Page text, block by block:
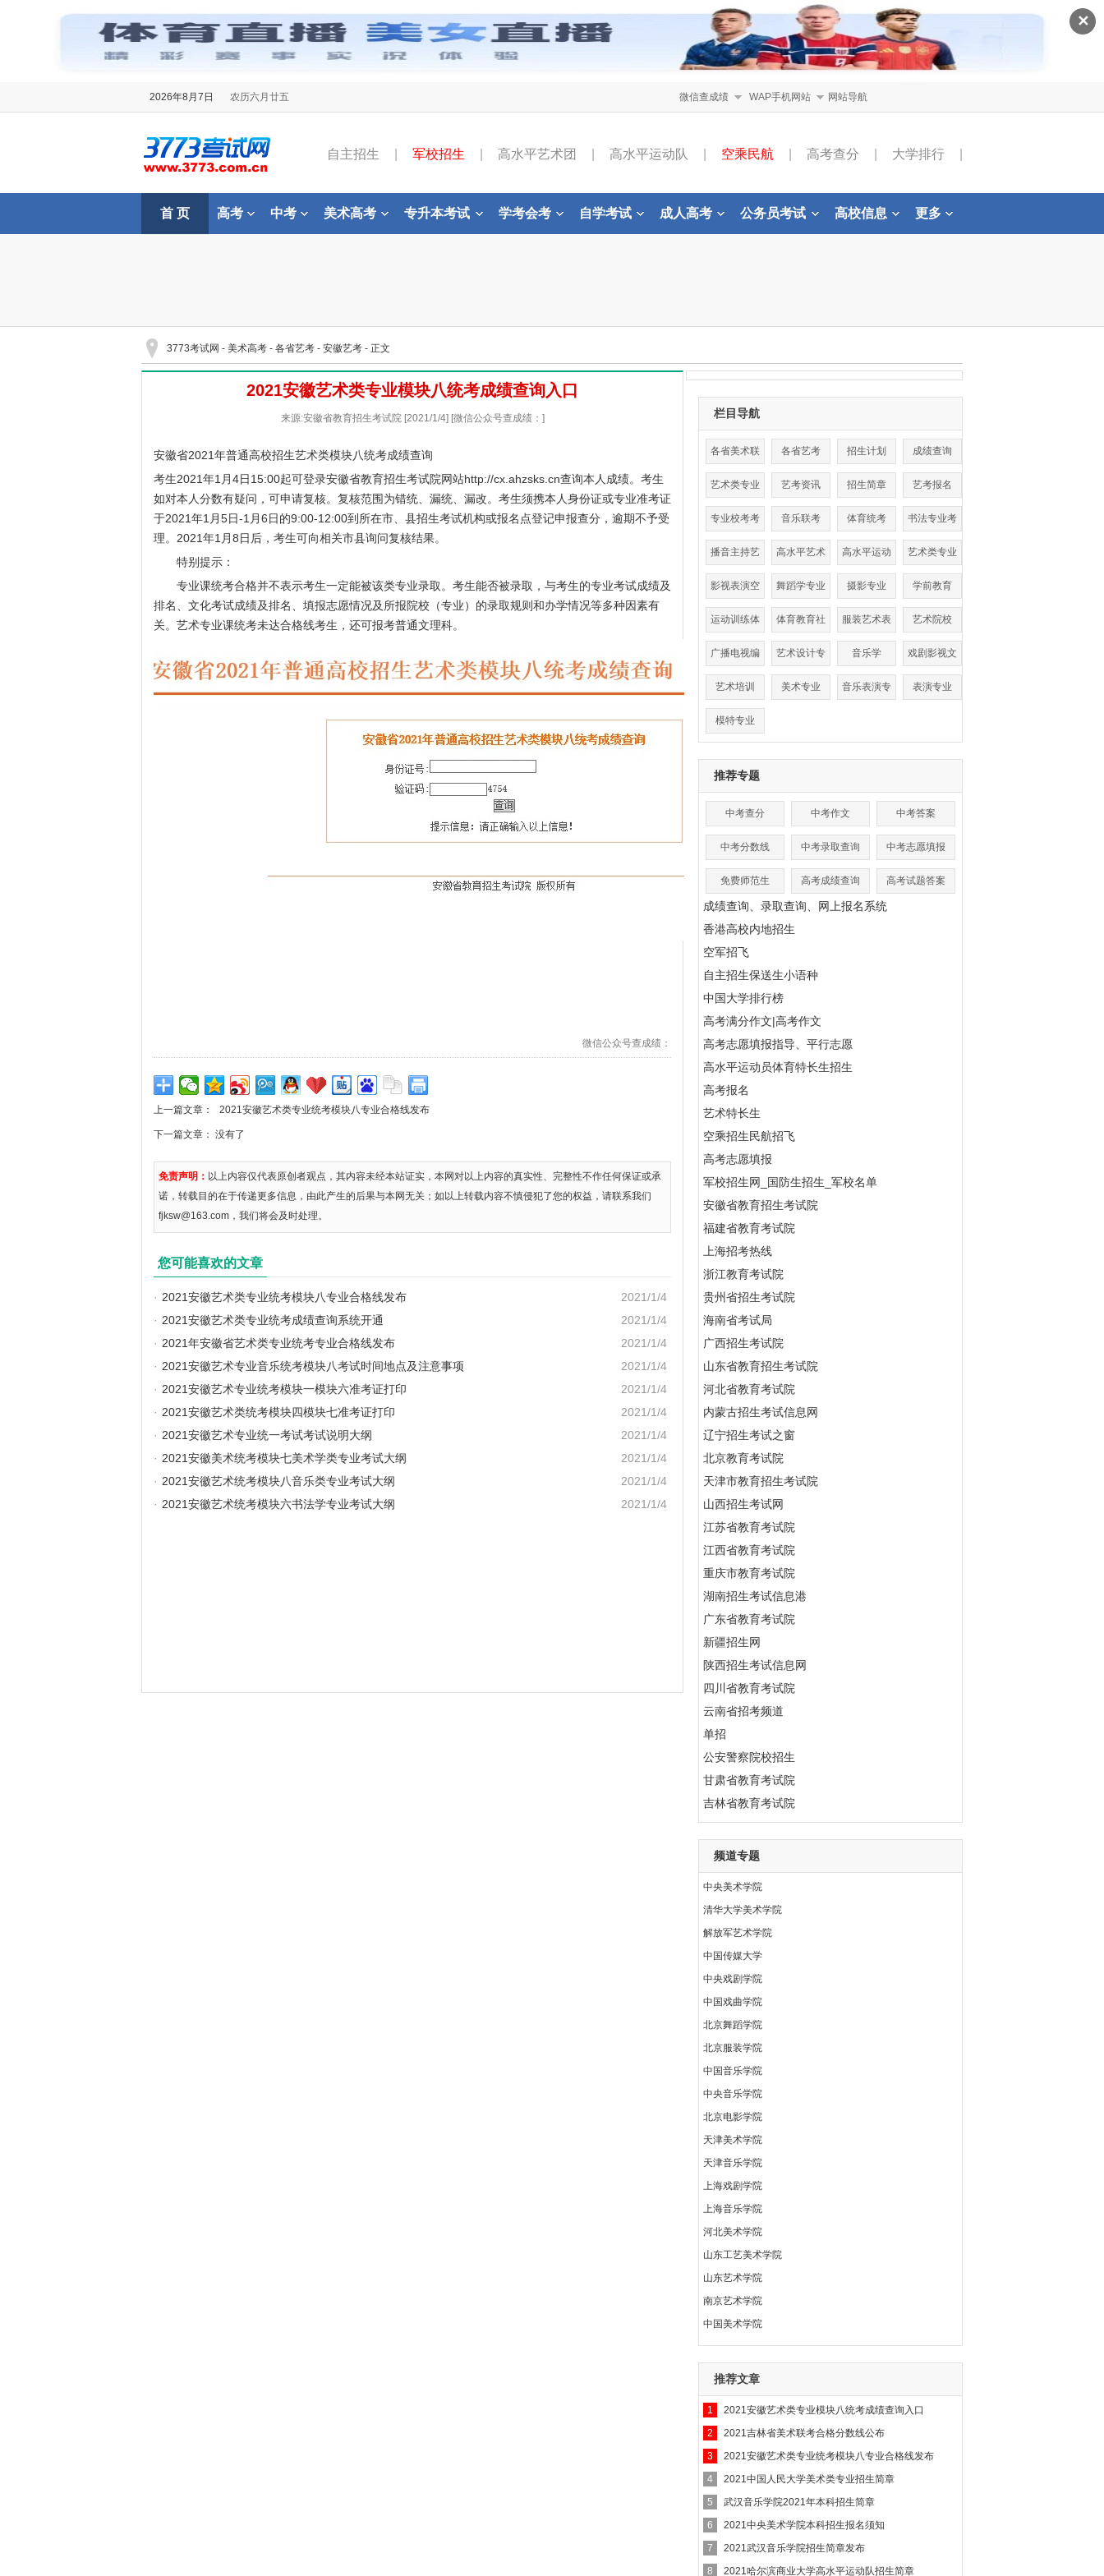
✕
2026年8月7日 农历六月廿五 微信查成绩 WAP手机网站 网站导航
自主招生 军校招生 高水平艺术团 高水平运动队 空乘民航 高考查分 大学排行
首 页 高考 中考 美术高考 专升本考试 学考会考 自学考试 成人高考 公务员考试 高校信息 更多
3773考试网 - 美术高考 - 各省艺考 - 安徽艺考 - 正文
2021安徽艺术类专业模块八统考成绩查询入口
来源:安徽省教育招生考试院 [2021/1/4] [微信公众号查成绩：]
安徽省2021年普通高校招生艺术类模块八统考成绩查询
考生2021年1月4日15:00起可登录安徽省教育招生考试院网站http://cx.ahzsks.cn查询本人成绩。考生
如对本人分数有疑问，可申请复核。复核范围为错统、漏统、漏改。考生须携本人身份证或专业准考证
于2021年1月5日-1月6日的9:00-12:00到所在市、县招生考试机构或报名点登记申报查分，逾期不予受
理。2021年1月8日后，考生可向相关市县询问复核结果。
特别提示：
专业课统考合格并不表示考生一定能被该类专业录取。考生能否被录取，与考生的专业考试成绩及
排名、文化考试成绩及排名、填报志愿情况及所报院校（专业）的录取规则和办学情况等多种因素有
关。艺术专业课统考未达合格线考生，还可报考普通文理科。
微信公众号查成绩：
上一篇文章： 2021安徽艺术类专业统考模块八专业合格线发布
下一篇文章： 没有了
免责声明： 以上内容仅代表原创者观点，其内容未经本站证实，本网对以上内容的真实性、完整性不作任何保证或承
诺，转载目的在于传递更多信息，由此产生的后果与本网无关；如以上转载内容不慎侵犯了您的权益，请联系我们
fjksw@163.com，我们将会及时处理。
您可能喜欢的文章
2021/1/4
· 2021安徽艺术类专业统考模块八专业合格线发布
2021/1/4
· 2021安徽艺术类专业统考成绩查询系统开通
2021/1/4
· 2021年安徽省艺术类专业统考专业合格线发布
2021/1/4
· 2021安徽艺术专业音乐统考模块八考试时间地点及注意事项
2021/1/4
· 2021安徽艺术专业统考模块一模块六准考证打印
2021/1/4
· 2021安徽艺术类统考模块四模块七准考证打印
2021/1/4
· 2021安徽艺术专业统一考试考试说明大纲
2021/1/4
· 2021安徽美术统考模块七美术学类专业考试大纲
2021/1/4
· 2021安徽艺术统考模块八音乐类专业考试大纲
2021/1/4
· 2021安徽艺术统考模块六书法学专业考试大纲
栏目导航
各省美术联
考
各省艺考 招生计划 成绩查询
艺术类专业
分数线
艺考资讯 招生简章 艺考报名
专业校考考
点
音乐联考 体育统考 书法专业考
试
播音主持艺
术
高水平艺术
团
高水平运动
队
艺术类专业
影视表演空
乘
舞蹈学专业 摄影专业 学前教育
运动训练体
育单招
体育教育社
会体育
服装艺术表
演
艺术院校
广播电视编
导
艺术设计专
业
音乐学 戏剧影视文
学
艺术培训
美术专业 音乐表演专 表演专业
模特专业
推荐专题
中考查分 中考作文 中考答案
中考分数线 中考录取查询 中考志愿填报
免费师范生 高考成绩查询 高考试题答案
成绩查询、录取查询、网上报名系统
香港高校内地招生
空军招飞
自主招生保送生小语种
中国大学排行榜
高考满分作文|高考作文
高考志愿填报指导、平行志愿
高水平运动员体育特长生招生
高考报名
艺术特长生
空乘招生民航招飞
高考志愿填报
军校招生网_国防生招生_军校名单
安徽省教育招生考试院
福建省教育考试院
上海招考热线
浙江教育考试院
贵州省招生考试院
海南省考试局
广西招生考试院
山东省教育招生考试院
河北省教育考试院
内蒙古招生考试信息网
辽宁招生考试之窗
北京教育考试院
天津市教育招生考试院
山西招生考试网
江苏省教育考试院
江西省教育考试院
重庆市教育考试院
湖南招生考试信息港
广东省教育考试院
新疆招生网
陕西招生考试信息网
四川省教育考试院
云南省招考频道
单招
公安警察院校招生
甘肃省教育考试院
吉林省教育考试院
频道专题
中央美术学院
清华大学美术学院
解放军艺术学院
中国传媒大学
中央戏剧学院
中国戏曲学院
北京舞蹈学院
北京服装学院
中国音乐学院
中央音乐学院
北京电影学院
天津美术学院
天津音乐学院
上海戏剧学院
上海音乐学院
河北美术学院
山东工艺美术学院
山东艺术学院
南京艺术学院
中国美术学院
推荐文章
1
2021安徽艺术类专业模块八统考成绩查询入口
2
2021吉林省美术联考合格分数线公布
3
2021安徽艺术类专业统考模块八专业合格线发布
4
2021中国人民大学美术类专业招生简章
5
武汉音乐学院2021年本科招生简章
6
2021中央美术学院本科招生报名须知
7
2021武汉音乐学院招生简章发布
8
2021哈尔滨商业大学高水平运动队招生简章